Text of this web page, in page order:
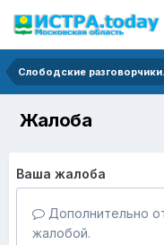
Слободские
Жалоба
Ваша жалоба
Дополнительно
жалобой.